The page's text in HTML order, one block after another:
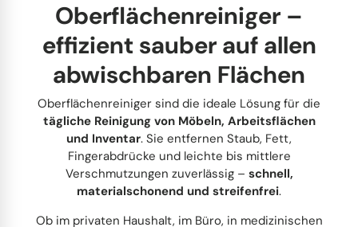
Oberflächenreiniger –
effizient sauber auf allen
abwischbaren Flächen
Oberflächenreiniger sind die ideale Lösung für die
tägliche Reinigung von Möbeln, Arbeitsflächen
und Inventar. Sie entfernen Staub, Fett,
Fingerabdrücke und leichte bis mittlere
Verschmutzungen zuverlässig – schnell,
materialschonend und streifenfrei.
Ob im privaten Haushalt, im Büro, in medizinischen